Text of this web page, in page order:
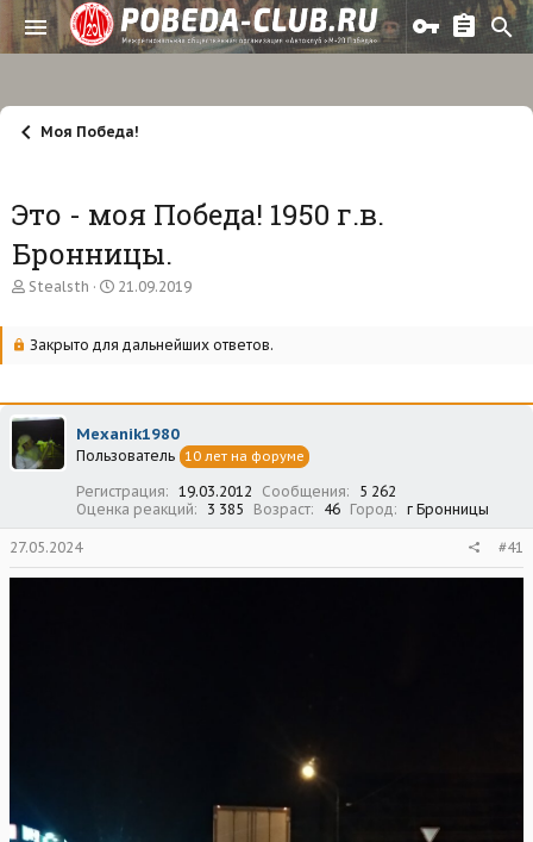
Моя Победа!
Это - моя Победа! 1950 г.в.
Бронницы.
А
о
е
м
ы
Stealsth
Д
а
ч
л
а
21.09.2019
Закрыто для дальнейших ответов.
Mexanik1980
Пользователь 10 лет на форуме
Регистрация 19.03.2012 Сообщения
5 262
Оценка реакций
3 385 Возраст 46 Город г Бронницы
27.05.2024 #41